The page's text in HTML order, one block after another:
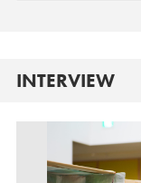
INTERVIEW